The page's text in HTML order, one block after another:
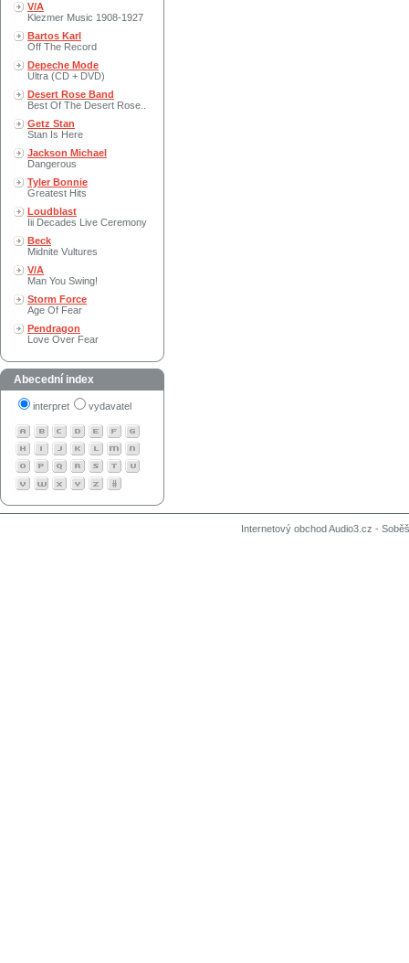
V/A
Klezmer Music 1908-1927
Bartos Karl
Off The Record
Depeche Mode
Ultra (CD + DVD)
Desert Rose Band
Best Of The Desert Rose..
Getz Stan
Stan Is Here
Jackson Michael
Dangerous
Tyler Bonnie
Greatest Hits
Loudblast
Iii Decades Live Ceremony
Beck
Midnite Vultures
V/A
Man You Swing!
Storm Force
Age Of Fear
Pendragon
Love Over Fear
Abecední index
interpret vydavatel
Internetový obchod Audio3.cz -